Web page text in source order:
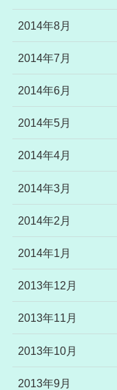
2014年8月
2014年7月
2014年6月
2014年5月
2014年4月
2014年3月
2014年2月
2014年1月
2013年12月
2013年11月
2013年10月
2013年9月